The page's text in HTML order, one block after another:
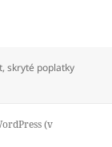
,skryté poplatky
poplatky
(v